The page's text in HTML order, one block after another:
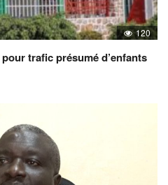
120
trafic présumé d’enfants